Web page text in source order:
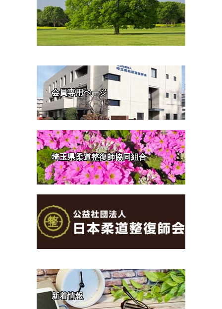
会員専用ページ
埼玉県柔道整復師協同組合
新着情報